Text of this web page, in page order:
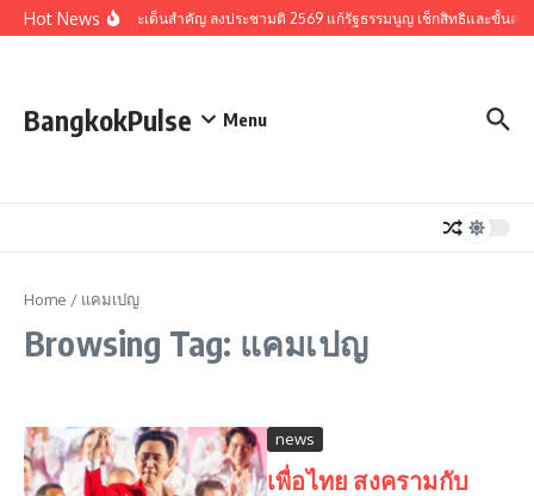
Skip to content
Hot Newsรวมประเด็นสำคัญ ลงประชามติ 2569 แก้รัฐธรรมนูญ เช็กสิทธิและขั้นตอ
BangkokPulse Menu
Home / แคมเปญ
Browsing Tag: แคมเปญ
news
เพื่อไทย สงครามกับ